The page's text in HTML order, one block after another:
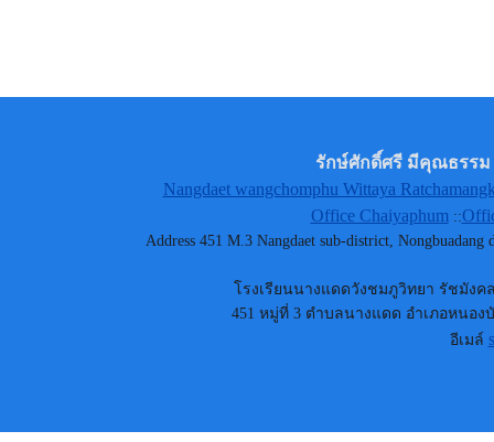
รักษ์ศักดิ์ศรี มีคุณธรรม
Nangdaet wangchomphu Wittaya
Office Chaiyaphum ::
Address 451 M.3 Nangdaet sub-district,
โรงเรียนนางแดดวังชมภูวิทยา รัชมัง
451 หมู่ที่ 3 ตำบลนางแดด อำเภอหนอง
อีเมล์